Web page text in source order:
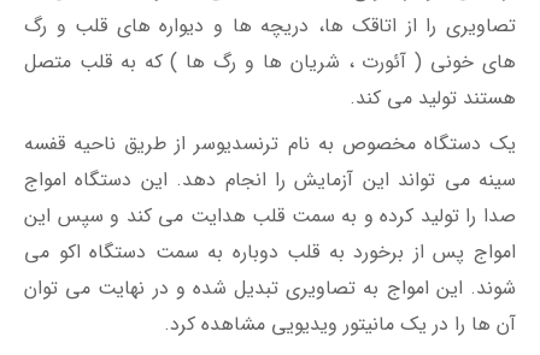
تصاویری را از اتاقک ها، دریچه ها و دیواره های قلب و رگ
های خونی ( آئورت ، شریان ها و رگ ها ) که به قلب متصل
هستند تولید می کند.
یک دستگاه مخصوص به نام ترنسدیوسر از طریق ناحیه قفسه
سینه می تواند این آزمایش را انجام دهد. این دستگاه امواج
صدا را تولید کرده و به سمت قلب هدایت می کند و سپس این
امواج پس از برخورد به قلب دوباره به سمت دستگاه اکو می
شوند. این امواج به تصاویری تبدیل شده و در نهایت می توان
آن ها را در یک مانیتور ویدیویی مشاهده کرد.